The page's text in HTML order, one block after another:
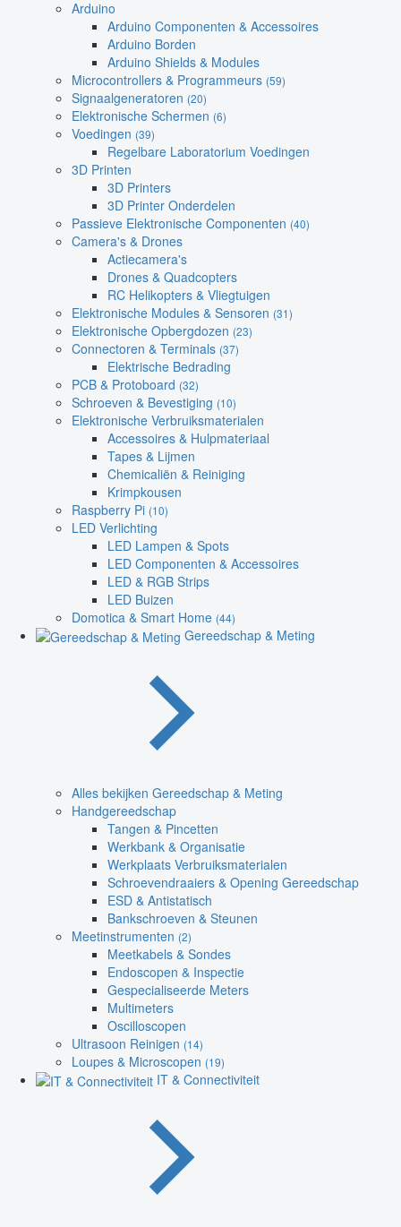
Arduino
Arduino Componenten & Accessoires
Arduino Borden
Arduino Shields & Modules
Microcontrollers & Programmeurs (59)
Signaalgeneratoren (20)
Elektronische Schermen (6)
Voedingen (39)
Regelbare Laboratorium Voedingen
3D Printen
3D Printers
3D Printer Onderdelen
Passieve Elektronische Componenten (40)
Camera's & Drones
Actiecamera's
Drones & Quadcopters
RC Helikopters & Vliegtuigen
Elektronische Modules & Sensoren (31)
Elektronische Opbergdozen (23)
Connectoren & Terminals (37)
Elektrische Bedrading
PCB & Protoboard (32)
Schroeven & Bevestiging (10)
Elektronische Verbruiksmaterialen
Accessoires & Hulpmateriaal
Tapes & Lijmen
Chemicaliën & Reiniging
Krimpkousen
Raspberry Pi (10)
LED Verlichting
LED Lampen & Spots
LED Componenten & Accessoires
LED & RGB Strips
LED Buizen
Domotica & Smart Home (44)
Gereedschap & Meting
Alles bekijken Gereedschap & Meting
Handgereedschap
Tangen & Pincetten
Werkbank & Organisatie
Werkplaats Verbruiksmaterialen
Schroevendraaiers & Opening Gereedschap
ESD & Antistatisch
Bankschroeven & Steunen
Meetinstrumenten (2)
Meetkabels & Sondes
Endoscopen & Inspectie
Gespecialiseerde Meters
Multimeters
Oscilloscopen
Ultrasoon Reinigen (14)
Loupes & Microscopen (19)
IT & Connectiviteit